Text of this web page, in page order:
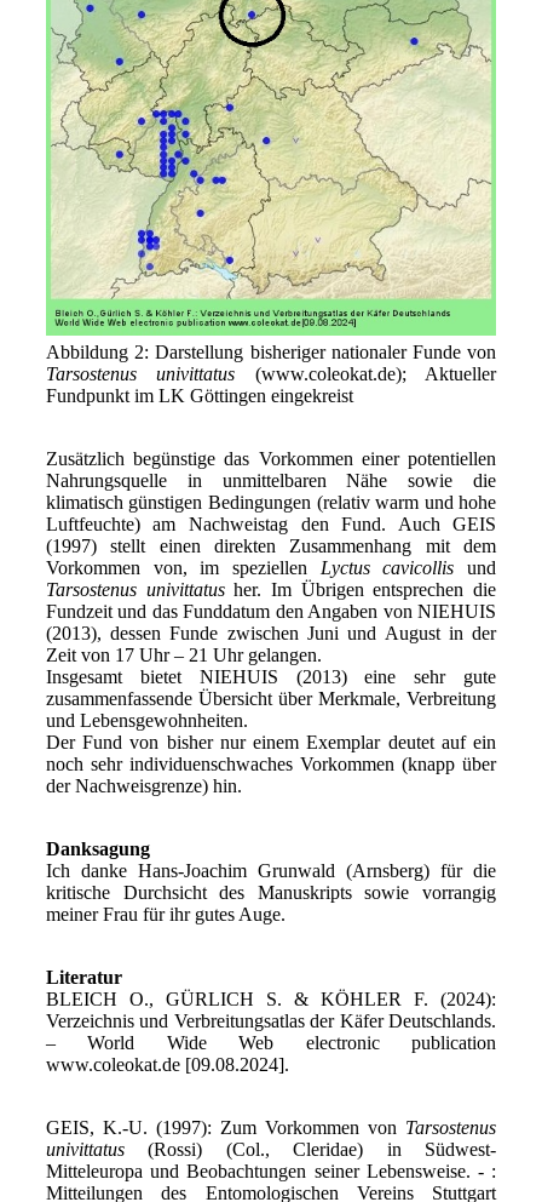
Abbildung 2: Darstellung bisheriger nationaler Funde von
Tarsostenus univittatus (www.coleokat.de); Aktueller
Fundpunkt im LK Göttingen eingekreist
Zusätzlich begünstige das Vorkommen einer potentiellen
Nahrungsquelle in unmittelbaren Nähe sowie die
klimatisch günstigen Bedingungen (relativ warm und hohe
Luftfeuchte) am Nachweistag den Fund. Auch GEIS
(1997) stellt einen direkten Zusammenhang mit dem
Vorkommen von, im speziellen Lyctus cavicollis und
Tarsostenus univittatusher. Im Übrigen entsprechen die
Fundzeit und das Funddatum den Angaben von NIEHUIS
(2013), dessen Funde zwischen Juni und August in der
Zeit von 17 Uhr – 21 Uhr gelangen.
Insgesamt bietet NIEHUIS (2013) eine sehr gute
zusammenfassende Übersicht über Merkmale, Verbreitung
und Lebensgewohnheiten.
Der Fund von bisher nur einem Exemplar deutet auf ein
noch sehr individuenschwaches Vorkommen (knapp über
der Nachweisgrenze) hin.
Danksagung
Ich danke Hans-Joachim Grunwald (Arnsberg) für die
kritische Durchsicht des Manuskripts sowie vorrangig
meiner Frau für ihr gutes Auge.
Literatur
BLEICH O., GÜRLICH S. & KÖHLER F. (2024):
Verzeichnis und Verbreitungsatlas der Käfer Deutschlands.
– World Wide Web electronic publication
www.coleokat.de [09.08.2024].
GEIS, K.-U. (1997): Zum Vorkommen von Tarsostenus
univittatus(Rossi) (Col., Cleridae) in Südwest-
Mitteleuropa und Beobachtungen seiner Lebensweise. - :
Mitteilungen des Entomologischen Vereins Stuttgart